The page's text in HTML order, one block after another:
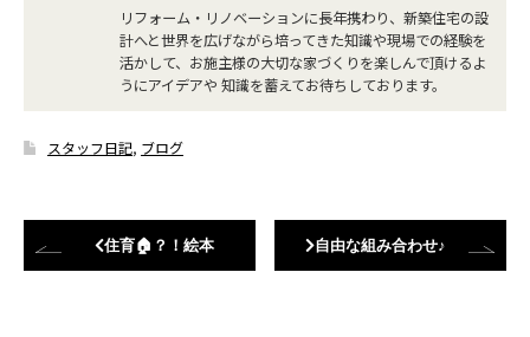
リフォーム・リノベーションに長年携わり、新築住宅の設
計へと世界を広げながら培ってきた知識や現場での経験を
活かして、お施主様の大切な家づくりを楽しんで頂けるよ
うにアイデアや 知識を蓄えてお待ちしております。
スタッフ日記, ブログ
住育🏠？！絵本 自由な組み合わせ♪